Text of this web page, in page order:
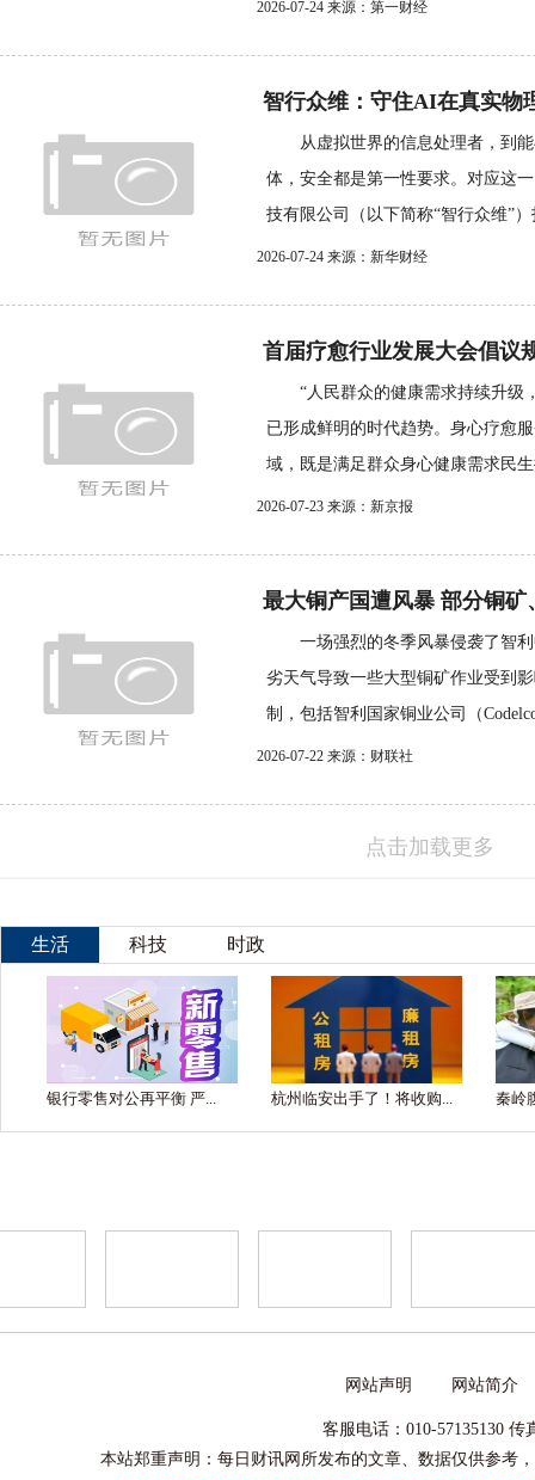
2026-07-24 来源：第一财经
智行众维：守住AI在真实物
从虚拟世界的信息处理者，到能
体，安全都是第一性要求。对应这
技有限公司（以下简称“智行众维”
2026-07-24 来源：新华财经
首届疗愈行业发展大会倡议
“人民群众的健康需求持续升级
已形成鲜明的时代趋势。身心疗愈
域，既是满足群众身心健康需求民
2026-07-23 来源：新京报
最大铜产国遭风暴 部分铜矿
一场强烈的冬季风暴侵袭了智利
劣天气导致一些大型铜矿作业受到
制，包括智利国家铜业公司（
2026-07-22 来源：财联社
点击加载更多
生活 科技 时政
银行零售对公再平衡 严... 杭州临安出手了！将收购... 秦岭
网站声明 网站简介
客服电话：010-57135130 传
本站郑重声明：每日财讯网所发布的文章、数据仅供参考